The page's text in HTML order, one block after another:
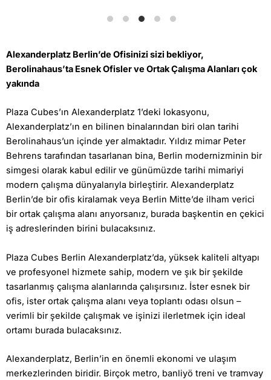
Alexanderplatz Berlin’de Ofisinizi sizi bekliyor,
Berolinahaus’ta Esnek Ofisler ve Ortak Çalışma Alanları çok
yakında
Plaza Cubes’ın Alexanderplatz 1’deki lokasyonu,
Alexanderplatz’ın en bilinen binalarından biri olan tarihi
Berolinahaus’un içinde yer almaktadır. Yıldız mimar Peter
Behrens tarafından tasarlanan bina, Berlin modernizminin bir
simgesi olarak kabul edilir ve günümüzde tarihi mimariyi
modern çalışma dünyalarıyla birleştirir. Alexanderplatz
Berlin’de bir ofis kiralamak veya Berlin Mitte’de ilham verici
bir ortak çalışma alanı arıyorsanız, burada başkentin en çekici
iş adreslerinden birini bulacaksınız.
Plaza Cubes Berlin Alexanderplatz’da, yüksek kaliteli altyapı
ve profesyonel hizmete sahip, modern ve şık bir şekilde
tasarlanmış çalışma alanlarında çalışırsınız. İster esnek bir
ofis, ister ortak çalışma alanı veya toplantı odası olsun –
verimli bir şekilde çalışmak ve işinizi ilerletmek için ideal
ortamı burada bulacaksınız.
Alexanderplatz, Berlin’in en önemli ekonomi ve ulaşım
merkezlerinden biridir. Birçok metro, banliyö treni ve tramvay